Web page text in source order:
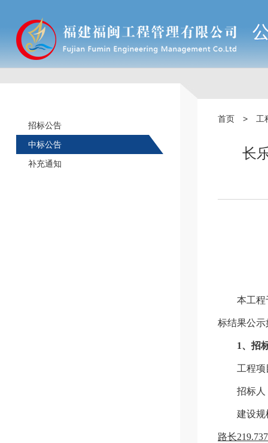
招标公告
中标公告
补充通知
首页 > 工
长
本工程
标结果公示
1、招
工程
招标人
建设规
路长